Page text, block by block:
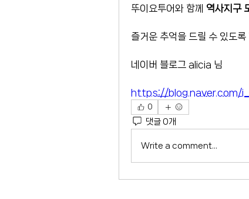
뚜이요투어와 함께 역사지구
즐거운 추억을 드릴 수 있도
네이버 블로그 alicia 님
https://blog.naver.com/
0
댓글 0개
Write a comment...